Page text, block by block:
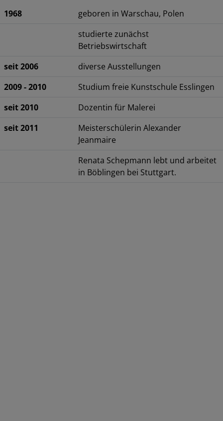
1968
geboren in Warschau, Polen
studierte zunächst
Betriebswirtschaft
seit 2006
diverse Ausstellungen
2009 - 2010
Studium freie Kunstschule Esslingen
seit 2010
Dozentin für Malerei
seit 2011
Meisterschülerin Alexander
Jeanmaire
Renata Schepmann lebt und arbeitet
in Böblingen bei Stuttgart.